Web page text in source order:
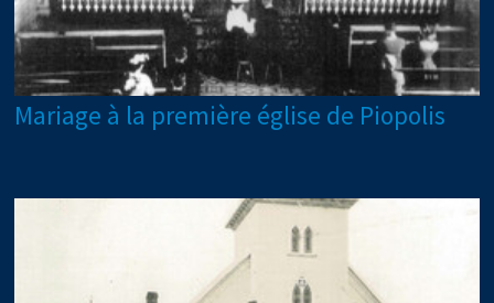
Mariage à la première église de Piopolis